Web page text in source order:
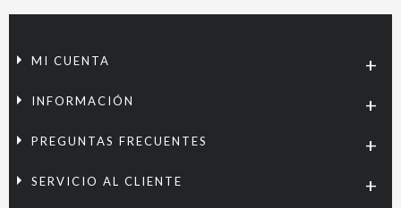
MI CUENTA
INFORMACIÓN
PREGUNTAS FRECUENTES
SERVICIO AL CLIENTE